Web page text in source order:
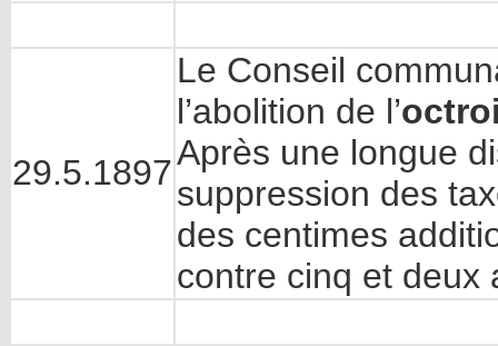
29.5.1897
Le Conseil
l’abolition de l’
Après une longue
suppression des
des centimes
contre cinq et deux